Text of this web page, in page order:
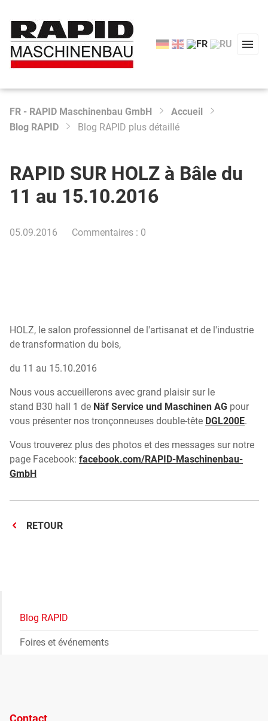
Type 2 or more characters for results.
Start
Services
Accueil
FR - RAPID Maschinenbau GmbH
Accueil
Blog RAPID
Blog RAPID plus détaillé
RAPID SUR HOLZ à Bâle du
11 au 15.10.2016
05.09.2016 Commentaires : 0
HOLZ, le salon professionnel de l'artisanat et de l'industrie
de transformation du bois,
du 11 au 15.10.2016
Nous vous accueillerons avec grand plaisir sur le
stand B30 hall 1 de Näf Service und Maschinen AG pour
vous présenter nos tronçonneuses double-tête DGL200E.
Vous trouverez plus des photos et des messages sur notre
page Facebook: facebook.com/RAPID-Maschinenbau-
GmbH
RETOUR
Blog RAPID
Foires et événements
Contact